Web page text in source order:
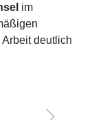
im
deutlich